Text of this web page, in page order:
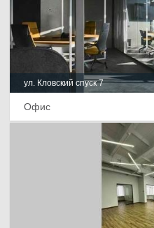
ул. Кловский спуск 7
Офис